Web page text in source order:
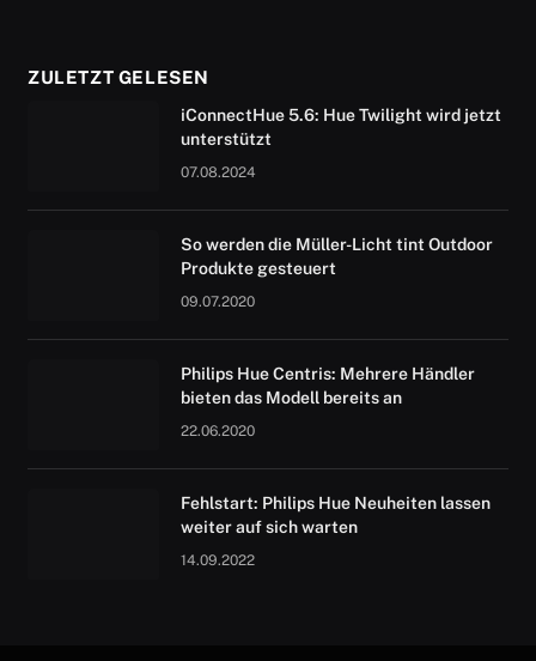
ZULETZT GELESEN
iConnectHue 5.6: Hue Twilight wird jetzt
unterstützt
07.08.2024
So werden die Müller-Licht tint Outdoor
Produkte gesteuert
09.07.2020
Philips Hue Centris: Mehrere Händler
bieten das Modell bereits an
22.06.2020
Fehlstart: Philips Hue Neuheiten lassen
weiter auf sich warten
14.09.2022